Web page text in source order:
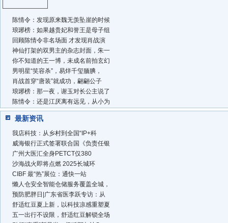
陈情令：发现原来魏无羡坠崖的时候
琅琊榜：如果越贵妃和誉王是母子组
回顾陈情令非名场面 才发现肖战演
神仙打架的双男主的杂志封面，朱一
你不知道的王一博，未成名前拍玄幻
男明星“笑容杀”，易烊千玺腼腆，
肖战首穿“唐装”就成功，翩翩公子
琅琊榜：那一夜，谢玉对长公主说了
陈情令：还是江厌离有远见，从小为
最新资讯
我店科技：从乡村到全国“IP+科
威海银行正式签署联合国《负责任银
广州大医汇全身PETCT仅380
沙海战火即将点燃 2025长城环
CIBF 最“热”展位：通快一站
懒人仓安全智能仓储服务覆盖全城，
预防肥胖日|广东省医李跃专访：从
舒适红豆夏上新，以科技凉感重塑夏
五一出行不设限，舒适红豆解锁全场